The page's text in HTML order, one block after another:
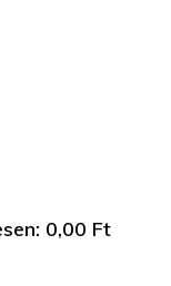
0,00 Ft